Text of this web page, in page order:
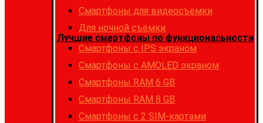
Смартфоны для видеосъемки
Для ночной съёмки
Лучшие смартфоны по функциональности
Смартфоны с IPS экраном
Смартфоны c AMOLED экраном
Смартфоны RAM 6 GB
Смартфоны RAM 8 GB
Cмартфоны с 2 SIM-картами